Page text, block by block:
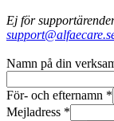
Ej för
Namn på din
För- och efternamn *
Mejladress *